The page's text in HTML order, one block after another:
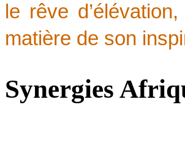
le rêve
matière de son
Synergies